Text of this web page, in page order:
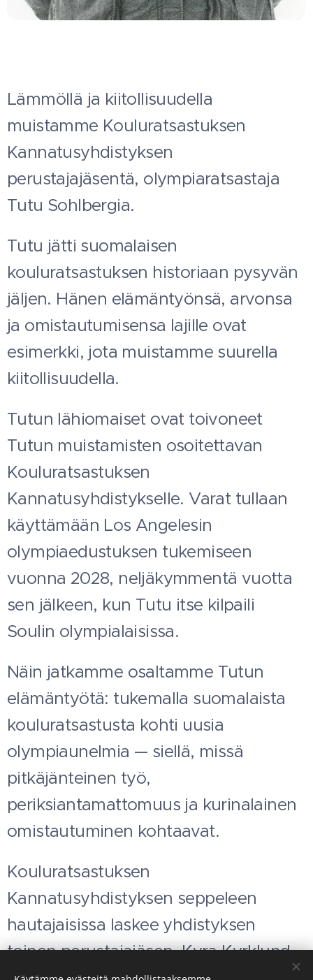
Lämmöllä ja kiitollisuudella
muistamme Kouluratsastuksen
Kannatusyhdistyksen
perustajajäsentä, olympiaratsastaja
Tutu Sohlbergia.
Tutu jätti suomalaisen
kouluratsastuksen historiaan pysyvän
jäljen. Hänen elämäntyönsä, arvonsa
ja omistautumisensa lajille ovat
esimerkki, jota muistamme suurella
kiitollisuudella.
Tutun lähiomaiset ovat toivoneet
Tutun muistamisten osoitettavan
Kouluratsastuksen
Kannatusyhdistykselle. Varat tullaan
käyttämään Los Angelesin
olympiaedustuksen tukemiseen
vuonna 2028, neljäkymmentä vuotta
sen jälkeen, kun Tutu itse kilpaili
Soulin olympialaisissa.
Näin jatkamme osaltamme Tutun
elämäntyötä: tukemalla suomalaista
kouluratsastusta kohti uusia
olympiaunelmia — siellä, missä
pitkäjänteinen työ,
periksiantamattomuus ja kurinalainen
omistautuminen kohtaavat.
Kouluratsastuksen
Kannatusyhdistyksen seppeleen
hautajaisissa laskee yhdistyksen
toinen perustajajäsen, Kyra Kyrklund.